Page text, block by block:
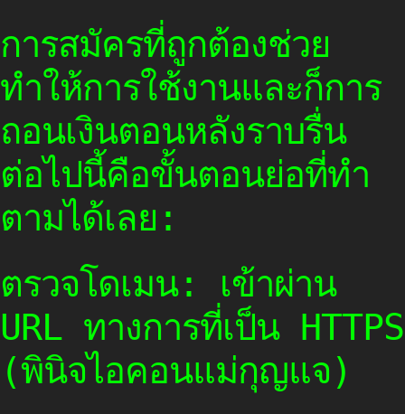
การสมัครที่ถูกต้องช่วย
ทำให้การใช้งานและก็การ
ถอนเงินตอนหลังราบรื่น
ต่อไปนี้คือขั้นตอนย่อที่ทำ
ตามได้เลย:
ตรวจโดเมน: เข้าผ่าน
URL ทางการที่เป็น HTTPS
(พินิจไอคอนแม่กุญแจ)